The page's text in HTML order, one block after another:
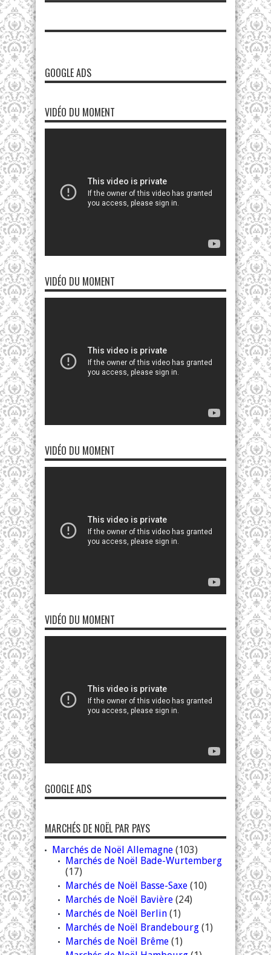
GOOGLE ADS
VIDÉO DU MOMENT
VIDÉO DU MOMENT
VIDÉO DU MOMENT
VIDÉO DU MOMENT
GOOGLE ADS
MARCHÉS DE NOËL PAR PAYS
Marchés de Noël Allemagne (103)
Marchés de Noël Bade-Wurtemberg
(17)
Marchés de Noël Basse-Saxe (10)
Marchés de Noël Bavière (24)
Marchés de Noël Berlin (1)
Marchés de Noël Brandebourg (1)
Marchés de Noël Brême (1)